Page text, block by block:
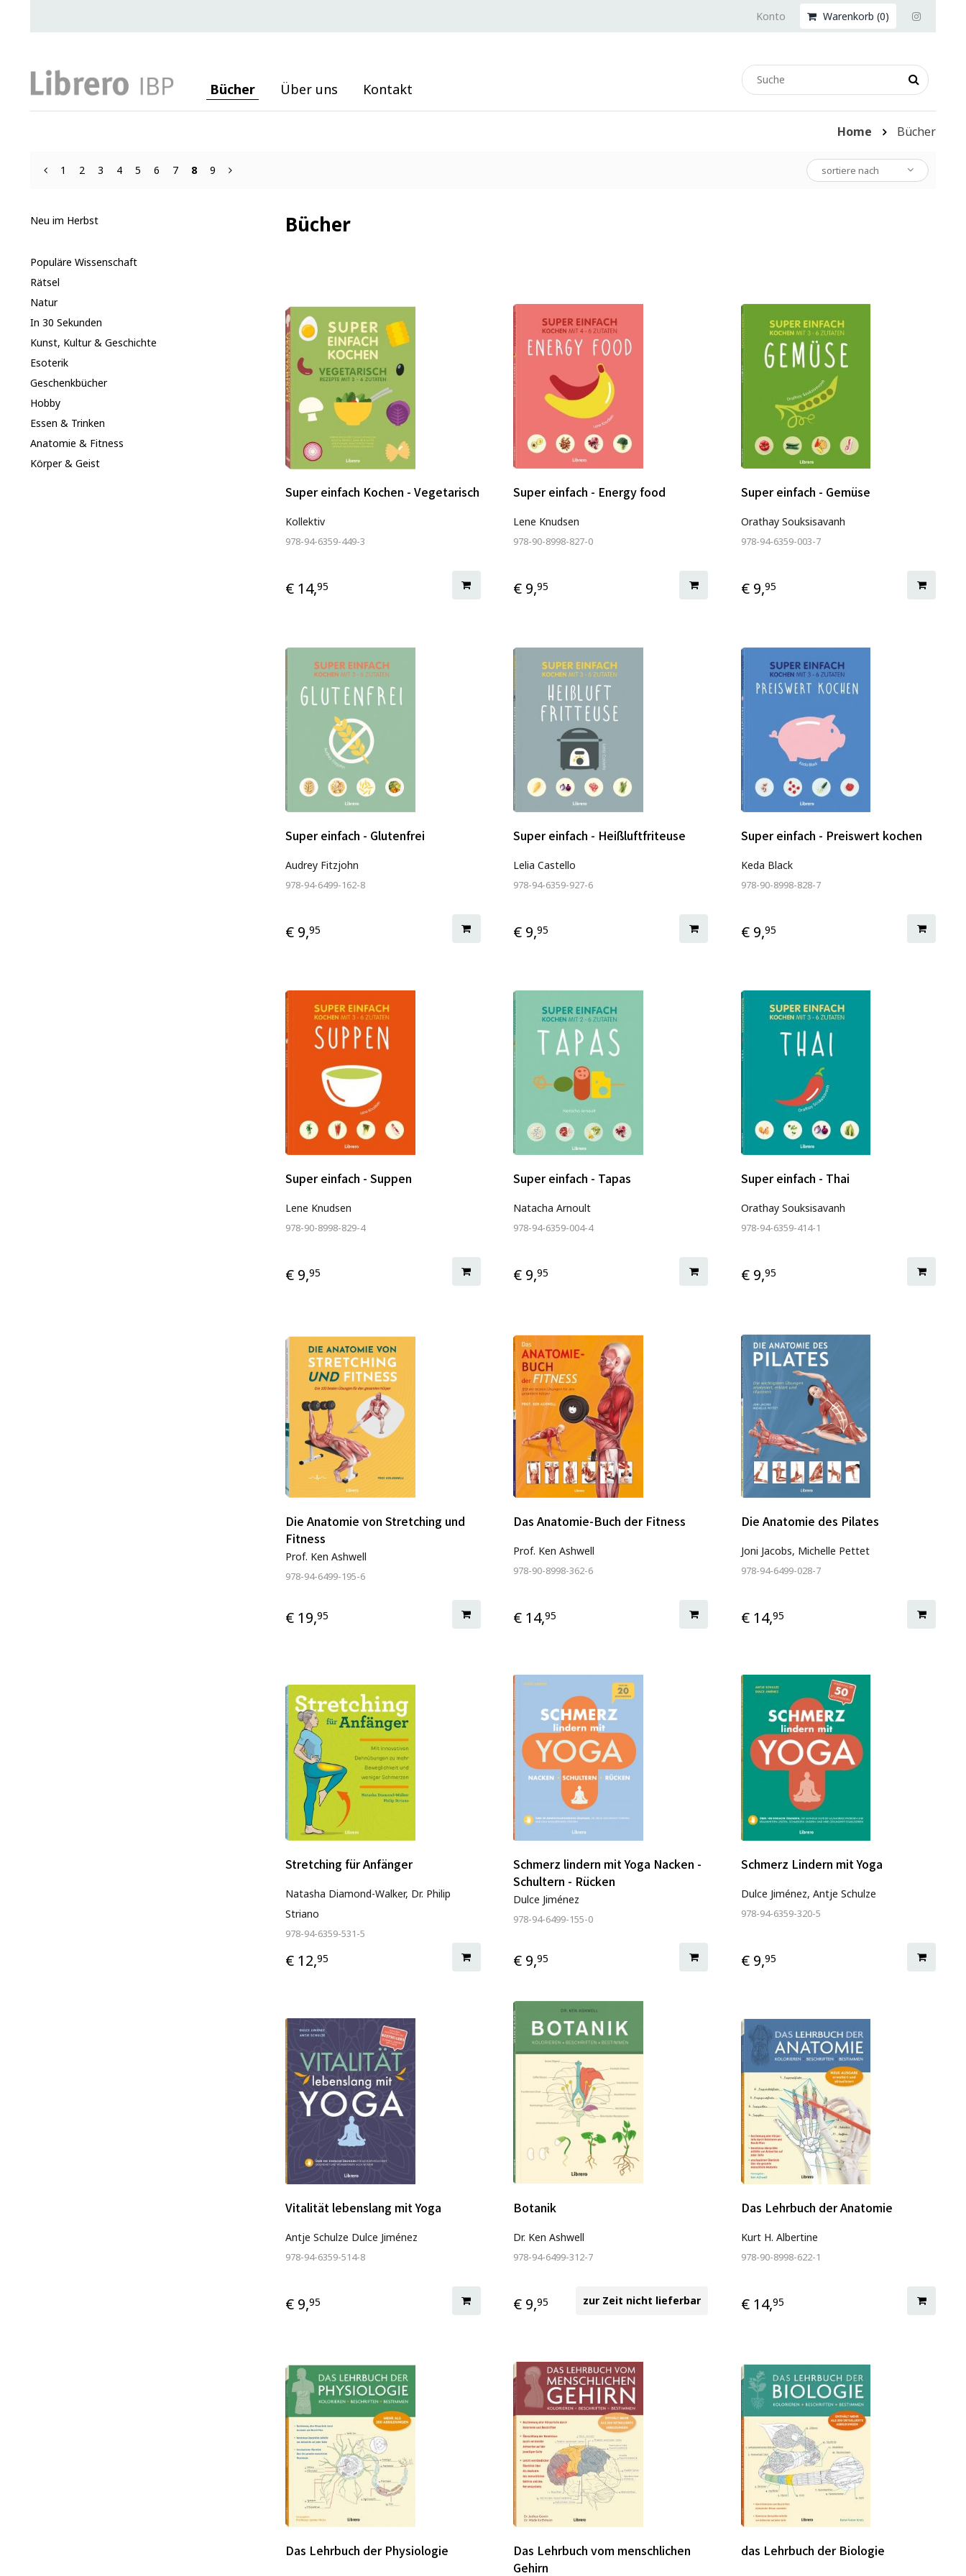
Konto Warenkorb (0)
Bücher Über uns Kontakt
Home Bücher
1 2 3 4 5 6 7 8 9
Neu im Herbst
Populäre Wissenschaft
Rätsel
Natur
In 30 Sekunden
Kunst, Kultur & Geschichte
Esoterik
Geschenkbücher
Hobby
Essen & Trinken
Anatomie & Fitness
Körper & Geist
Bücher
Super einfach Kochen - Vegetarisch
Kollektiv
978-94-6359-449-3
€ 14,95
Super einfach - Energy food
Lene Knudsen
978-90-8998-827-0
€ 9,95
Super einfach - Gemüse
Orathay Souksisavanh
978-94-6359-003-7
€ 9,95
Super einfach - Glutenfrei
Audrey Fitzjohn
978-94-6499-162-8
€ 9,95
Super einfach - Heißluftfriteuse
Lelia Castello
978-94-6359-927-6
€ 9,95
Super einfach - Preiswert kochen
Keda Black
978-90-8998-828-7
€ 9,95
Super einfach - Suppen
Lene Knudsen
978-90-8998-829-4
€ 9,95
Super einfach - Tapas
Natacha Arnoult
978-94-6359-004-4
€ 9,95
Super einfach - Thai
Orathay Souksisavanh
978-94-6359-414-1
€ 9,95
Die Anatomie von Stretching und
Fitness
Prof. Ken Ashwell
978-94-6499-195-6
€ 19,95
Das Anatomie-Buch der Fitness
Prof. Ken Ashwell
978-90-8998-362-6
€ 14,95
Die Anatomie des Pilates
Joni Jacobs, Michelle Pettet
978-94-6499-028-7
€ 14,95
Stretching für Anfänger
Natasha Diamond-Walker, Dr. Philip
Striano
978-94-6359-531-5
€ 12,95
Schmerz lindern mit Yoga Nacken -
Schultern - Rücken
Dulce Jiménez
978-94-6499-155-0
€ 9,95
Schmerz Lindern mit Yoga
Dulce Jiménez, Antje Schulze
978-94-6359-320-5
€ 9,95
Vitalität lebenslang mit Yoga
Antje Schulze Dulce Jiménez
978-94-6359-514-8
€ 9,95
Botanik
Dr. Ken Ashwell
978-94-6499-312-7
€ 9,95 zur Zeit nicht lieferbar
Das Lehrbuch der Anatomie
Kurt H. Albertine
978-90-8998-622-1
€ 14,95
Das Lehrbuch der Physiologie
Das Lehrbuch vom menschlichen
Gehirn
das Lehrbuch der Biologie